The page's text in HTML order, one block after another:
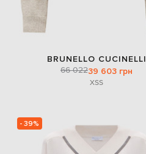
BRUNELLO CUCINELLI
66 02239 603 грн
XSS
- 39%